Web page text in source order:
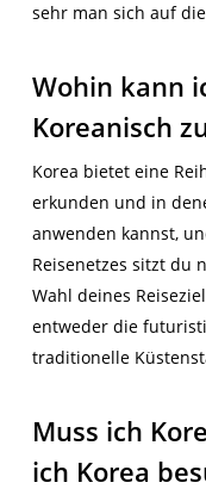
sehr man sich auf
Wohin kann
Koreanisch
Korea bietet eine
erkunden und in
anwenden kannst,
Reisenetzes sitzt du
Wahl deines
entweder die
traditionelle
Muss ich
ich Korea